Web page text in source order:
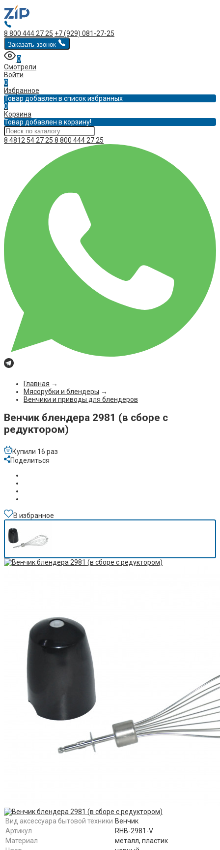
8 800 444 27 25 +7 (929) 081-27-25
Заказать звонок
0
Смотрели
Войти
0
Избранное
Товар добавлен в список избранных
0
Корзина
Товар добавлен в корзину!
8 4812 54 27 25 8 800 444 27 25
Главная →
Мясорубки и блендеры →
Венчики и приводы для блендеров
Венчик блендера 2981 (в сборе с
редуктором)
Купили 16 раз
Поделиться
В избранное
Вид аксессуара бытовой техники Венчик
Артикул
RHB-2981-V
Материал
металл, пластик